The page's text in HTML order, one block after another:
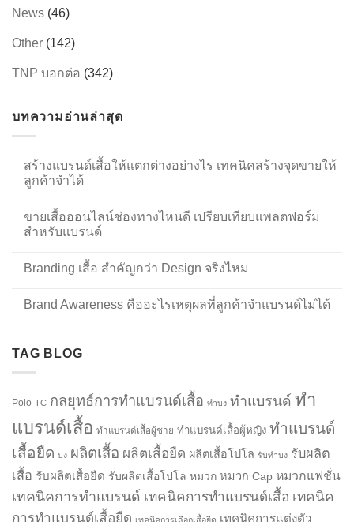
News (46)
Other (142)
TNP บอกต่อ (342)
บทความอ่านล่าสุด
สร้างแบรนด์เสื้อให้แตกต่างอย่างไร เทคนิคสร้างจุดขายให้
ลูกค้าจำได้
ขายเสื้อออนไลน์ช่องทางไหนดี เปรียบเทียบแพลตฟอร์ม
สำหรับแบรนด์
Branding เสื้อ สำคัญกว่า Design จริงไหม
Brand Awareness คืออะไรเหตุผลที่ลูกค้าจำแบรนด์ไม่ได้
TAG BLOG
Polo TC กลยุทธ์การทำแบรนด์เสื้อ ทำบง ทำแบรนด์ ทำ
แบรนด์เสื้อ ทำแบรนด์เสื้อผู้ชาย ทำแบรนด์เสื้อผู้หญิง ทำแบรนด์
เสื้อยืด บง ผลิตเสื้อ ผลิตเสื้อยืด ผลิตเสื้อโปโล รับทำบง รับผลิต
เสื้อ รับผลิตเสื้อยืด รับผลิตเสื้อโปโล หมวก หมวก Cap หมวกแฟชั่น
เทคนิคการทำแบรนด์ เทคนิคการทำแบรนด์เสื้อ เทคนิค
การทำแบรนด์เสื้อยืด เทคนิคการเลือกเสื้อยืด เทคนิคการแต่งตัว